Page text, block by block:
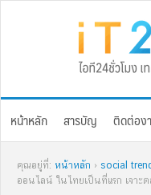
หน้าหลัก สารบัญ ติดต่อง
คุณอยู่ที่: หน้าหลัก › social trend
ออนไลน์ ในไทยเป็นที่แรก เจาะ